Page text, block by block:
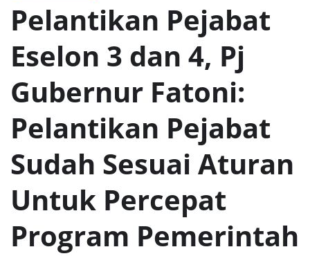
Pelantikan Pejabat
Eselon 3 dan 4, Pj
Gubernur Fatoni:
Pelantikan Pejabat
Sudah Sesuai Aturan
Untuk Percepat
Program Pemerintah